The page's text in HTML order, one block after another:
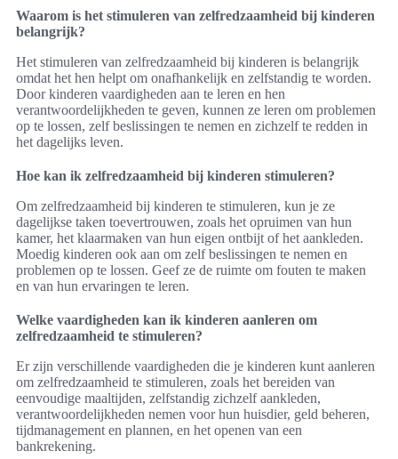
Waarom is het stimuleren van zelfredzaamheid bij kinderen
belangrijk?
Het stimuleren van zelfredzaamheid bij kinderen is belangrijk
omdat het hen helpt om onafhankelijk en zelfstandig te worden.
Door kinderen vaardigheden aan te leren en hen
verantwoordelijkheden te geven, kunnen ze leren om problemen
op te lossen, zelf beslissingen te nemen en zichzelf te redden in
het dagelijks leven.
Hoe kan ik zelfredzaamheid bij kinderen stimuleren?
Om zelfredzaamheid bij kinderen te stimuleren, kun je ze
dagelijkse taken toevertrouwen, zoals het opruimen van hun
kamer, het klaarmaken van hun eigen ontbijt of het aankleden.
Moedig kinderen ook aan om zelf beslissingen te nemen en
problemen op te lossen. Geef ze de ruimte om fouten te maken
en van hun ervaringen te leren.
Welke vaardigheden kan ik kinderen aanleren om
zelfredzaamheid te stimuleren?
Er zijn verschillende vaardigheden die je kinderen kunt aanleren
om zelfredzaamheid te stimuleren, zoals het bereiden van
eenvoudige maaltijden, zelfstandig zichzelf aankleden,
verantwoordelijkheden nemen voor hun huisdier, geld beheren,
tijdmanagement en plannen, en het openen van een
bankrekening.